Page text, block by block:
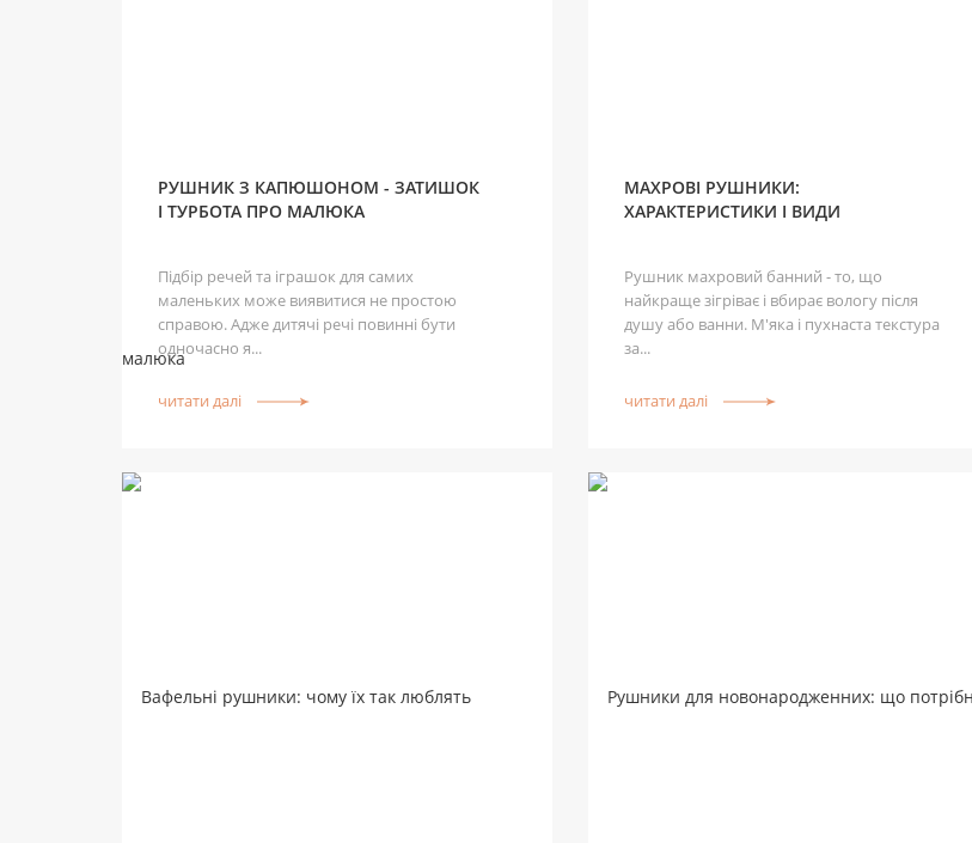
РУШНИК З КАПЮШОНОМ - ЗАТИШОК
І ТУРБОТА ПРО МАЛЮКА
Підбір речей та іграшок для самих
маленьких може виявитися не простою
справою. Адже дитячі речі повинні бути
одночасно я...
читати далі
МАХРОВІ РУШНИКИ:
ХАРАКТЕРИСТИКИ І ВИДИ
Рушник махровий банний - то, що
найкраще зігріває і вбирає вологу після
душу або ванни. М'яка і пухнаста текстура
за...
читати далі